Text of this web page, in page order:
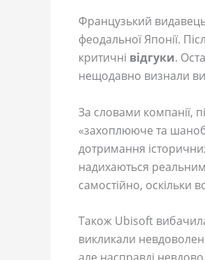
Французький
феодальної Японії.
критичні відгуки.
нещодавно визнали
За словами компанії,
«захоплююче та
дотримання
надихаються
самостійно, оскільки
Також Ubisoft
викликали